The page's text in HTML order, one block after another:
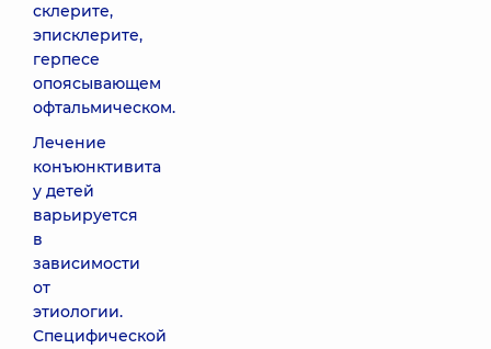
склерите,
эписклерите,
герпесе
опоясывающем
офтальмическом.
Лечение
конъюнктивита
у детей
варьируется
в
зависимости
от
этиологии.
Специфической